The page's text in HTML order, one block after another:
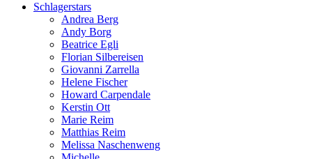
Schlagerstars
Andrea Berg
Andy Borg
Beatrice Egli
Florian Silbereisen
Giovanni Zarrella
Helene Fischer
Howard Carpendale
Kerstin Ott
Marie Reim
Matthias Reim
Melissa Naschenweng